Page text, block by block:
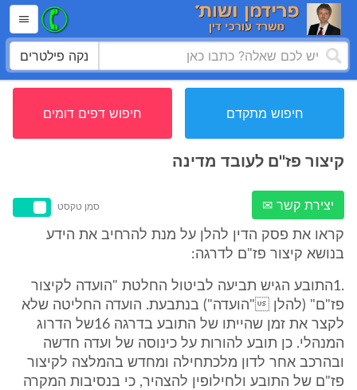
נקה פילטרים
חיפוש מתקדם חיפוש דפים דומים
קיצור פז''ם לעובד מדינה
יצירת קשר ✉ סמן טקסט
קראו את פסק הדין להלן על מנת להרחיב את הידע
בנושא קיצור פז"ם לדרגה:
.1התובע הגיש תביעה לביטול החלטת "הועדה לקיצור
פז"ם" (להלן "הועדה") בנתבעת. הועדה החליטה שלא
לקצר את זמן שהייתו של התובע בדרגה 16של הדרוג
המנהלי. כן תובע להורות על כינוסה של ועדה חדשה
ובהרכב אחר לדון מלכתחילה ומחדש בהמלצה לקיצור
פז"ם של התובע ולחילופין להצהיר, כי בנסיבות המקרה